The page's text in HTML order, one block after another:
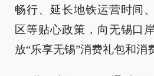
畅行、延长地铁运营时间
区等贴心政策，向无锡口
放“乐享无锡”消费礼包和消